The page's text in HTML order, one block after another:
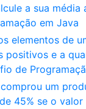
a sua média
em Java
elementos de
positivos e a
de
um
45% se o